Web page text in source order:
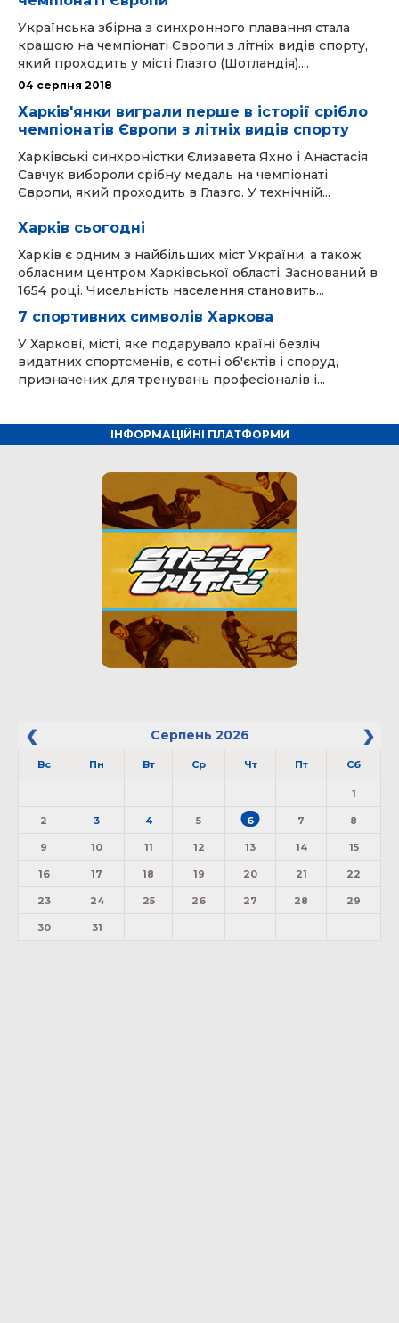
Українська збірна з синхронного плавання стала
кращою на чемпіонаті Європи з літніх видів спорту,
який проходить у місті Глазго (Шотландія)....
04 серпня 2018
Харків'янки виграли перше в історії срібло
чемпіонатів Європи з літніх видів спорту
Харківські синхроністки Єлизавета Яхно і Анастасія
Савчук вибороли срібну медаль на чемпіонаті
Європи, який проходить в Глазго. У технічній...
Харків сьогодні
Харків є одним з найбільших міст України, а також
обласним центром Харківської області. Заснований в
1654 році. Чисельність населення становить...
7 спортивних символів Харкова
У Харкові, місті, яке подарувало країні безліч
видатних спортсменів, є сотні об'єктів і споруд,
призначених для тренувань професіоналів і...
ІНФОРМАЦІЙНІ ПЛАТФОРМИ
Серпень 2026
Вс Пн Вт Ср Чт Пт Сб
1
2 3 4 5 6 7 8
9 10 11 12 13 14 15
16 17 18 19 20 21 22
23 24 25 26 27 28 29
30 31